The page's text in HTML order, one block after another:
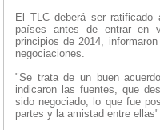
El TLC deberá ser ratificado
países antes de entrar en
principios de 2014,
negociaciones.
"Se trata de un buen
indicaron las fuentes, que
sido negociado, lo que fue
partes y la amistad entre ellas".